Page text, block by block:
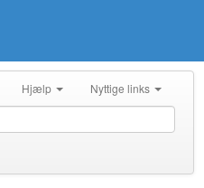
Hjælp Nyttige links